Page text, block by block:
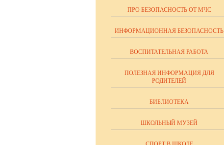
ПРО БЕЗОПАСНОСТЬ ОТ МЧС
ИНФОРМАЦИОННАЯ БЕЗОПАСНОСТЬ
ВОСПИТАТЕЛЬНАЯ РАБОТА
ПОЛЕЗНАЯ ИНФОРМАЦИЯ ДЛЯ
РОДИТЕЛЕЙ
БИБЛИОТЕКА
ШКОЛЬНЫЙ МУЗЕЙ